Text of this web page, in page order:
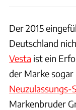
Der 2015
Deutschland
Vesta ist ein
der Marke sogar
Markenbruder